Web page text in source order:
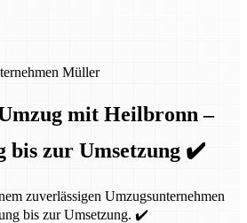
Müller
mit Heilbronn –
bis zur Umsetzung ✔️
zuverlässigen Umzugsunternehmen
bis zur Umsetzung. ✔️